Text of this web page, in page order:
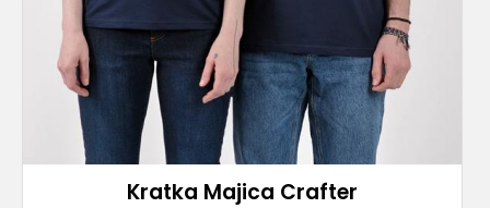
Kratka Majica Crafter